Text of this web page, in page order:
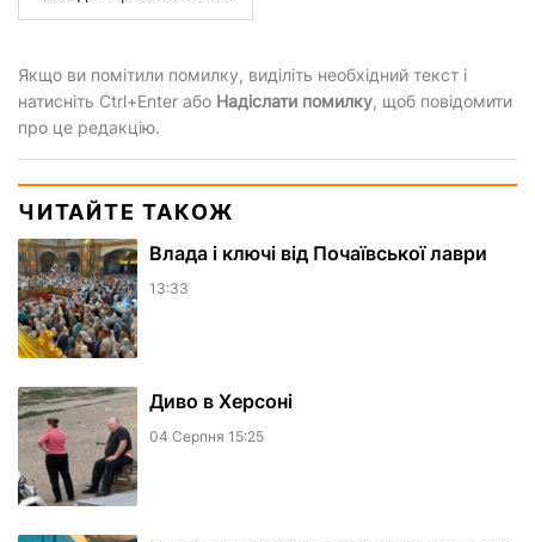
Якщо ви помітили помилку, виділіть необхідний текст і
натисніть Ctrl+Enter або Надіслати помилку, щоб повідомити
про це редакцію.
ЧИТАЙТЕ ТАКОЖ
Влада і ключі від Почаївської лаври
13:33
Диво в Херсоні
04 Серпня 15:25